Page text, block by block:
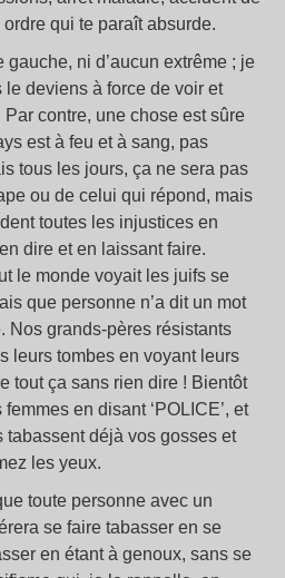
qui te paraît absurde.
ni d’aucun extrême ; je
le deviens à force de voir et
contre, une chose est sûre
est à feu et à sang, pas
tous les jours, ça ne sera pas
ou de celui qui répond, mais
toutes les injustices en
dire et en laissant faire.
le monde voyait les juifs se
que personne n’a dit un mot
Nos grands-pères résistants
leurs tombes en voyant leurs
tout ça sans rien dire ! Bientôt
en disant ‘POLICE’, et
tabassent déjà vos gosses et
les yeux.
toute personne avec un
se faire tabasser en se
en étant à genoux, sans se